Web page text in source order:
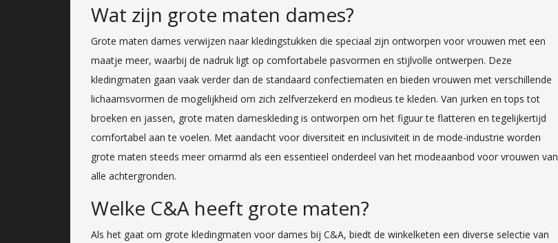
Wat zijn grote maten dames?
Grote maten dames verwijzen naar kledingstukken die speciaal zijn ontworpen voor vrouwen met een
maatje meer, waarbij de nadruk ligt op comfortabele pasvormen en stijlvolle ontwerpen. Deze
kledingmaten gaan vaak verder dan de standaard confectiematen en bieden vrouwen met verschillende
lichaamsvormen de mogelijkheid om zich zelfverzekerd en modieus te kleden. Van jurken en tops tot
broeken en jassen, grote maten dameskleding is ontworpen om het figuur te flatteren en tegelijkertijd
comfortabel aan te voelen. Met aandacht voor diversiteit en inclusiviteit in de mode-industrie worden
grote maten steeds meer omarmd als een essentieel onderdeel van het modeaanbod voor vrouwen van
alle achtergronden.
Welke C&A heeft grote maten?
Als het gaat om grote kledingmaten voor dames bij C&A, biedt de winkelketen een diverse selectie van